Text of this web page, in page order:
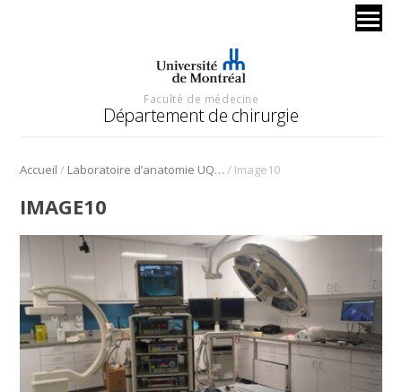
Faculté de médecine
Département de chirurgie
Accueil / Laboratoire d’anatomie UQTR / Image10
IMAGE10